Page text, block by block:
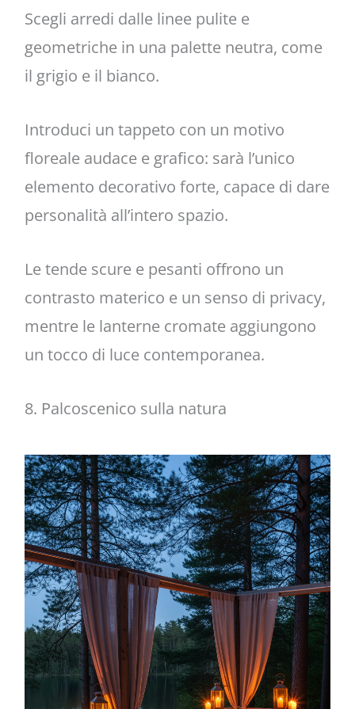
Scegli arredi dalle linee pulite e
geometriche in una palette neutra, come
il grigio e il bianco.
Introduci un tappeto con un motivo
floreale audace e grafico: sarà l’unico
elemento decorativo forte, capace di dare
personalità all’intero spazio.
Le tende scure e pesanti offrono un
contrasto materico e un senso di privacy,
mentre le lanterne cromate aggiungono
un tocco di luce contemporanea.
8. Palcoscenico sulla natura